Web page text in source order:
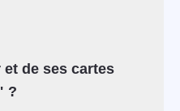
de ses cartes
?